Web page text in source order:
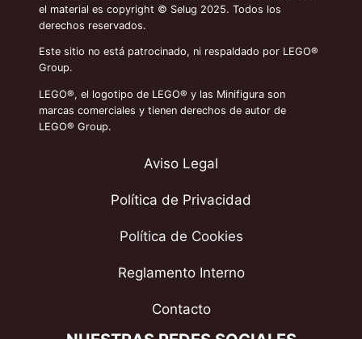
el material es copyright © Selug 2025. Todos los
derechos reservados.
Este sitio no está patrocinado, ni respaldado por LEGO®
Group.
LEGO®, el logotipo de LEGO® y las Minifigura son
marcas comerciales y tienen derechos de autor de
LEGO® Group.
Aviso Legal
Política de Privacidad
Política de Cookies
Reglamento Interno
Contacto